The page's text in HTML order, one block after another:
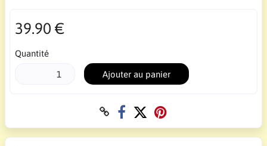
39.90 €
Quantité
Ajouter au panier